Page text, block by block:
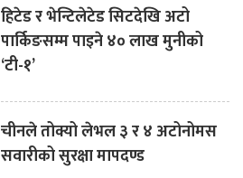
हिटेड र भेन्टिलेटेड सिटदेखि अटो
पार्किङसम्म पाइने ४० लाख मुनीको
‘टी-१’
चीनले तोक्यो लेभल ३ र ४ अटोनोमस
सवारीको सुरक्षा मापदण्ड